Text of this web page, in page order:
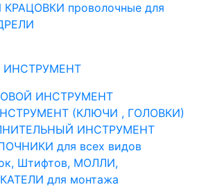
проволочные для
ИНСТРУМЕНТ
ИНСТРУМЕНТ
(КЛЮЧИ , ГОЛОВКИ)
ИНСТРУМЕНТ
для всех видов
Штифтов, МОЛЛИ,
для монтажа